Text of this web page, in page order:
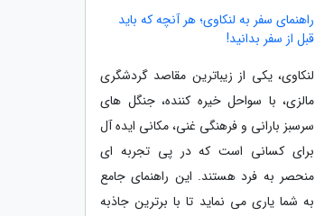
راهنمای سفر به لنکاوی؛ هر آنچه که باید
قبل از سفر بدانید!
لنکاوی، یکی از زیباترین مقاصد گردشگری
مالزی، با سواحل خیره کننده، جنگل های
سرسبز بارانی و فرهنگی غنی، مکانی ایده آل
برای کسانی است که در پی تجربه ای
منحصر به فرد هستند. این راهنمای جامع
به شما یاری می نماید تا با برترین جاذبه